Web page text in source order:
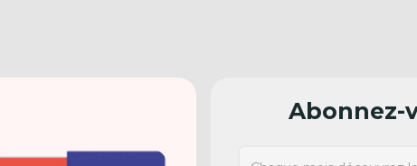
Abonnez-